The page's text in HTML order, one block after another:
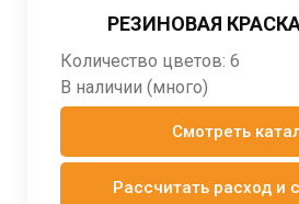
РЕЗИНОВАЯ
Количество цветов: 6
В наличии (много)
Смотреть
Рассчитать расход и